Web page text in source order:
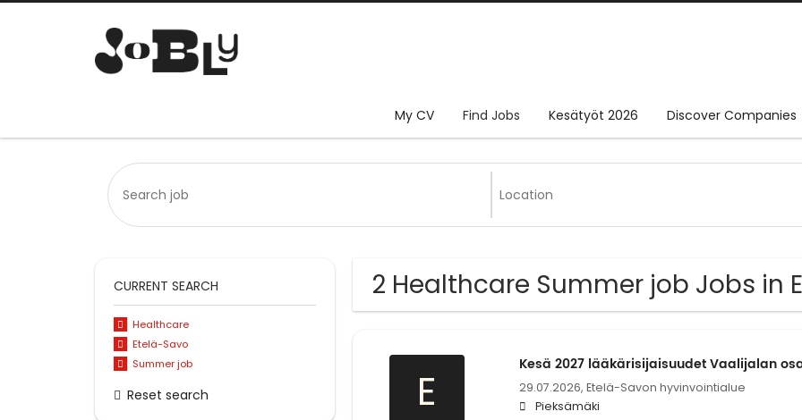
My CV Find Jobs Kesätyöt 2026 Discover Companies
2 Healthcare Summer job Jobs in
E
Kesä 2027 lääkärisijaisuudet Vaalijalan
29.07.2026, Etelä-Savon hyvinvointialue
Pieksämäki
CURRENT SEARCH
Healthcare
Etelä-Savo
Summer job
Reset search